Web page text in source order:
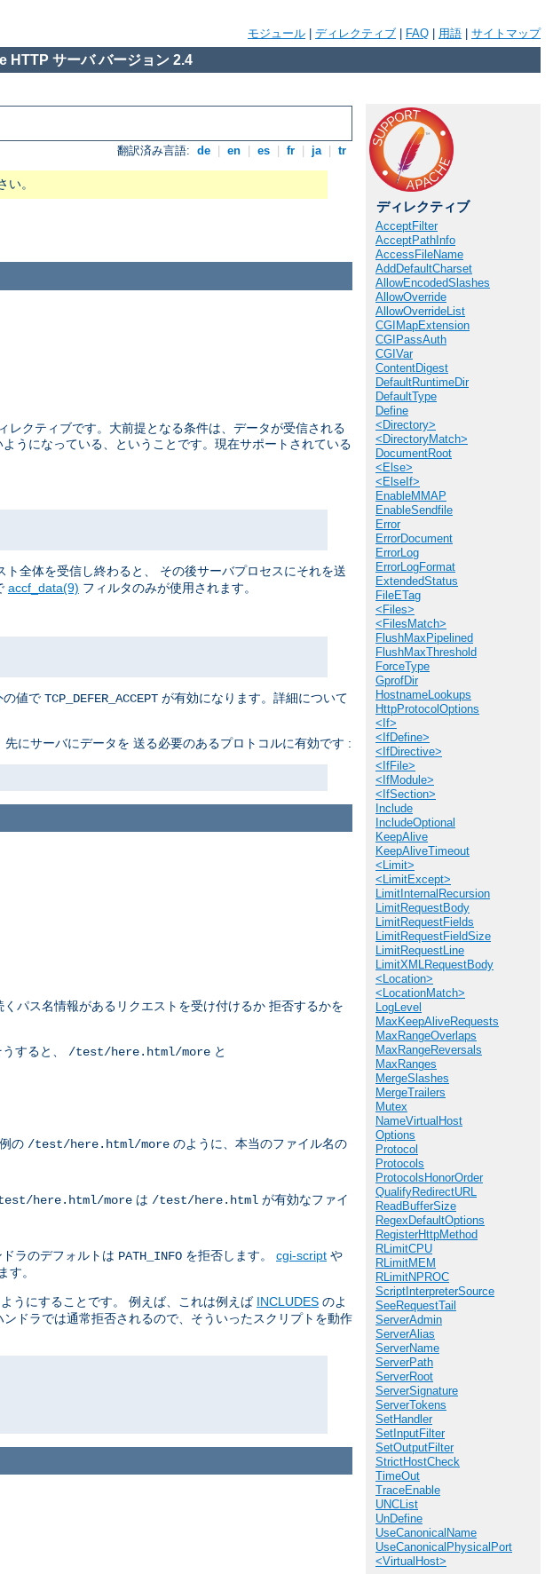
モジュール ディレクティブ FAQ 用語 サイトマップ
HTTP サーバ バージョン 2.4
翻訳済み言語: de en es fr ja tr
。
ディレクティブ
AcceptFilter
AcceptPathInfo
AccessFileName
AddDefaultCharset
AllowEncodedSlashes
AllowOverride
AllowOverrideList
CGIMapExtension
CGIPassAuth
CGIVar
ContentDigest
DefaultRuntimeDir
DefaultType
Define
<Directory>
<DirectoryMatch>
DocumentRoot
<Else>
<ElseIf>
EnableMMAP
EnableSendfile
Error
ErrorDocument
ErrorLog
ErrorLogFormat
ExtendedStatus
FileETag
<Files>
<FilesMatch>
FlushMaxPipelined
FlushMaxThreshold
ForceType
GprofDir
HostnameLookups
HttpProtocolOptions
<If>
<IfDefine>
<IfDirective>
<IfFile>
<IfModule>
<IfSection>
Include
IncludeOptional
KeepAlive
KeepAliveTimeout
<Limit>
<LimitExcept>
LimitInternalRecursion
LimitRequestBody
LimitRequestFields
LimitRequestFieldSize
LimitRequestLine
LimitXMLRequestBody
<Location>
<LocationMatch>
LogLevel
MaxKeepAliveRequests
MaxRangeOverlaps
MaxRangeReversals
MaxRanges
MergeSlashes
MergeTrailers
Mutex
NameVirtualHost
Options
Protocol
Protocols
ProtocolsHonorOrder
QualifyRedirectURL
ReadBufferSize
RegexDefaultOptions
RegisterHttpMethod
RLimitCPU
RLimitMEM
RLimitNPROC
ScriptInterpreterSource
SeeRequestTail
ServerAdmin
ServerAlias
ServerName
ServerPath
ServerRoot
ServerSignature
ServerTokens
SetHandler
SetInputFilter
SetOutputFilter
StrictHostCheck
TimeOut
TraceEnable
UNCList
UnDefine
UseCanonicalName
UseCanonicalPhysicalPort
<VirtualHost>
クティブです。大前提となる条件は、データが受信される
うになっている、ということです。現在サポートされている
全体を受信し終わると、 その後サーバプロセスにそれを送
accf_data(9) フィルタのみが使用されます。
の値で TCP_DEFER_ACCEPT が有効になります。詳細について
先にサーバにデータを 送る必要のあるプロトコルに有効です :
パス名情報があるリクエストを受け付けるか 拒否するかを
すると、 /test/here.html/more と
の /test/here.html/more のように、本当のファイル名の
here.html/more は /test/here.html が有効なファイ
ラのデフォルトは PATH_INFO を拒否します。 cgi-script や
す。
うにすることです。 例えば、これは例えば INCLUDES のよ
ドラでは通常拒否されるので、そういったスクリプトを動作